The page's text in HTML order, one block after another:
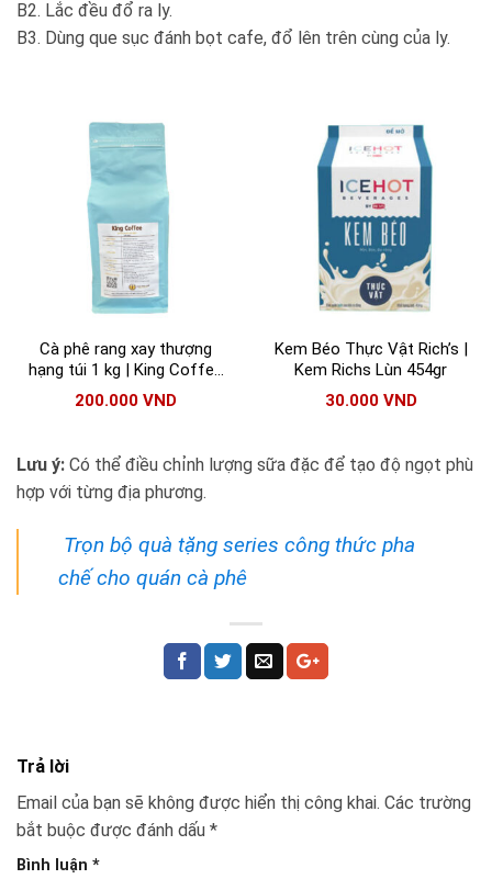
B2. Lắc đều đổ ra ly.
B3. Dùng que sục đánh bọt cafe, đổ lên trên cùng của ly.
Cà phê rang xay thượng
hạng túi 1 kg | King Coffee
(Mộc) phù hợp cả pha phin
và pha máy
200.000 VND
Kem Béo Thực Vật Rich’s |
Kem Richs Lùn 454gr
30.000 VND
Lưu ý: Có thể điều chỉnh lượng sữa đặc để tạo độ ngọt phù
hợp với từng địa phương.
Trọn bộ quà tặng series công thức pha
chế cho quán cà phê
Trả lời
Email của bạn sẽ không được hiển thị công khai. Các trường
bắt buộc được đánh dấu *
Bình luận *